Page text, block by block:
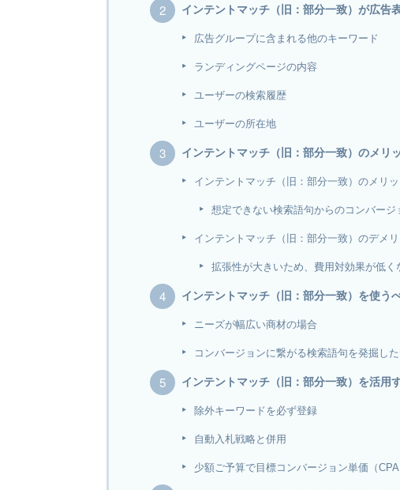
インテントマッチ（旧：部分一致）が広告
広告グループに含まれる他のキーワード
ランディングページの内容
ユーザーの検索履歴
ユーザーの所在地
インテントマッチ（旧：部分一致）のメリ
インテントマッチ（旧：部分一致）のメリッ
想定できない検索語句からのコンバージ
インテントマッチ（旧：部分一致）のデメリ
拡張性が大きいため、費用対効果が低く
インテントマッチ（旧：部分一致）を使う
ニーズが幅広い商材の場合
コンバージョンに繋がる検索語句を発掘し
インテントマッチ（旧：部分一致）を活用
除外キーワードを必ず登録
自動入札戦略と併用
少額ご予算で目標コンバージョン単価（